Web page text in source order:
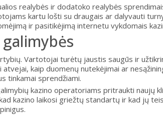
realybės ir dodatoko realybės
kartu lošti su draugais ar dalyvauti
ir pasitikėjimą internetu vykdomais
Vartotojai turėtų jaustis saugūs ir
kaip duomenų nutekėjimai ar
tinkamai sprendžiami.
kazino operatoriams pritraukti naujų
kazino laikosi griežtų standartų ir kad jų